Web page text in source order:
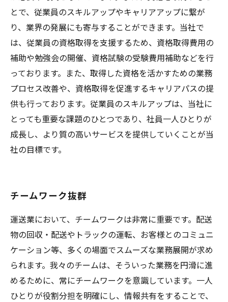
とで、従業員のスキルアップやキャリアアップに繋が
り、業界の発展にも寄与することができます。当社で
は、従業員の資格取得を支援するため、資格取得費用の
補助や勉強会の開催、資格試験の受験費用補助などを行
っております。また、取得した資格を活かすための業務
プロセス改善や、資格取得を促進するキャリアパスの提
供も行っております。従業員のスキルアップは、当社に
とっても重要な課題のひとつであり、社員一人ひとりが
成長し、より質の高いサービスを提供していくことが当
社の目標です。
チームワーク抜群
運送業において、チームワークは非常に重要です。配送
物の回収・配送やトラックの運転、お客様とのコミュニ
ケーション等、多くの場面でスムーズな業務展開が求め
られます。我々のチームは、そういった業務を円滑に進
めるために、常にチームワークを意識しています。一人
ひとりが役割分担を明確にし、情報共有をすることで、